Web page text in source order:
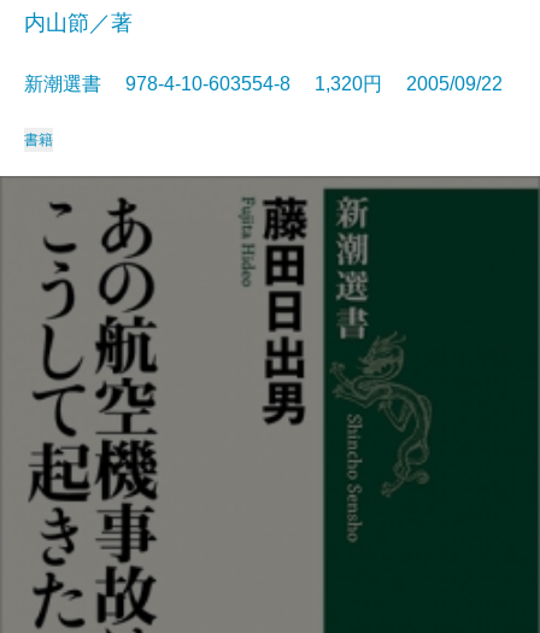
内山節／著
新潮選書 978-4-10-603554-8 1,320円 2005/09/22
書籍